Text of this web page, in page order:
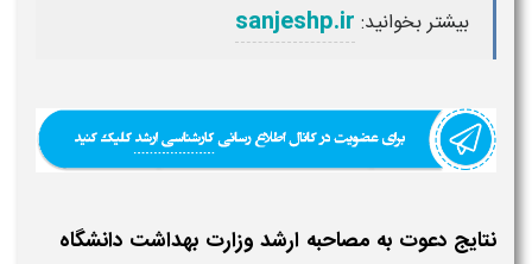
بیشتر بخوانید: sanjeshp.ir
نتایج دعوت به مصاحبه ارشد وزارت بهداشت دانشگاه